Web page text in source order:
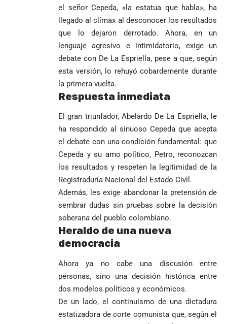
el señor Cepeda, «la estatua que habla», ha
llegado al clímax al desconocer los resultados
que lo dejaron derrotado. Ahora, en un
lenguaje agresivo e intimidatorio, exige un
debate con De La Espriella, pese a que, según
esta versión, lo rehuyó cobardemente durante
la primera vuelta.
Respuesta inmediata
El gran triunfador, Abelardo De La Espriella, le
ha respondido al sinuoso Cepeda que acepta
el debate con una condición fundamental: que
Cepeda y su amo político, Petro, reconozcan
los resultados y respeten la legitimidad de la
Registraduría Nacional del Estado Civil.
Además, les exige abandonar la pretensión de
sembrar dudas sin pruebas sobre la decisión
soberana del pueblo colombiano.
Heraldo de una nueva
democracia
Ahora ya no cabe una discusión entre
personas, sino una decisión histórica entre
dos modelos políticos y económicos.
De un lado, el continuismo de una dictadura
estatizadora de corte comunista que, según el